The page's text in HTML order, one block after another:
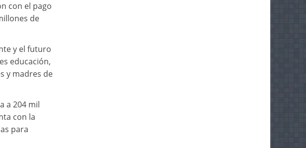
con el pago
de
y el futuro
educación,
y madres de
a 204 mil
con la
para